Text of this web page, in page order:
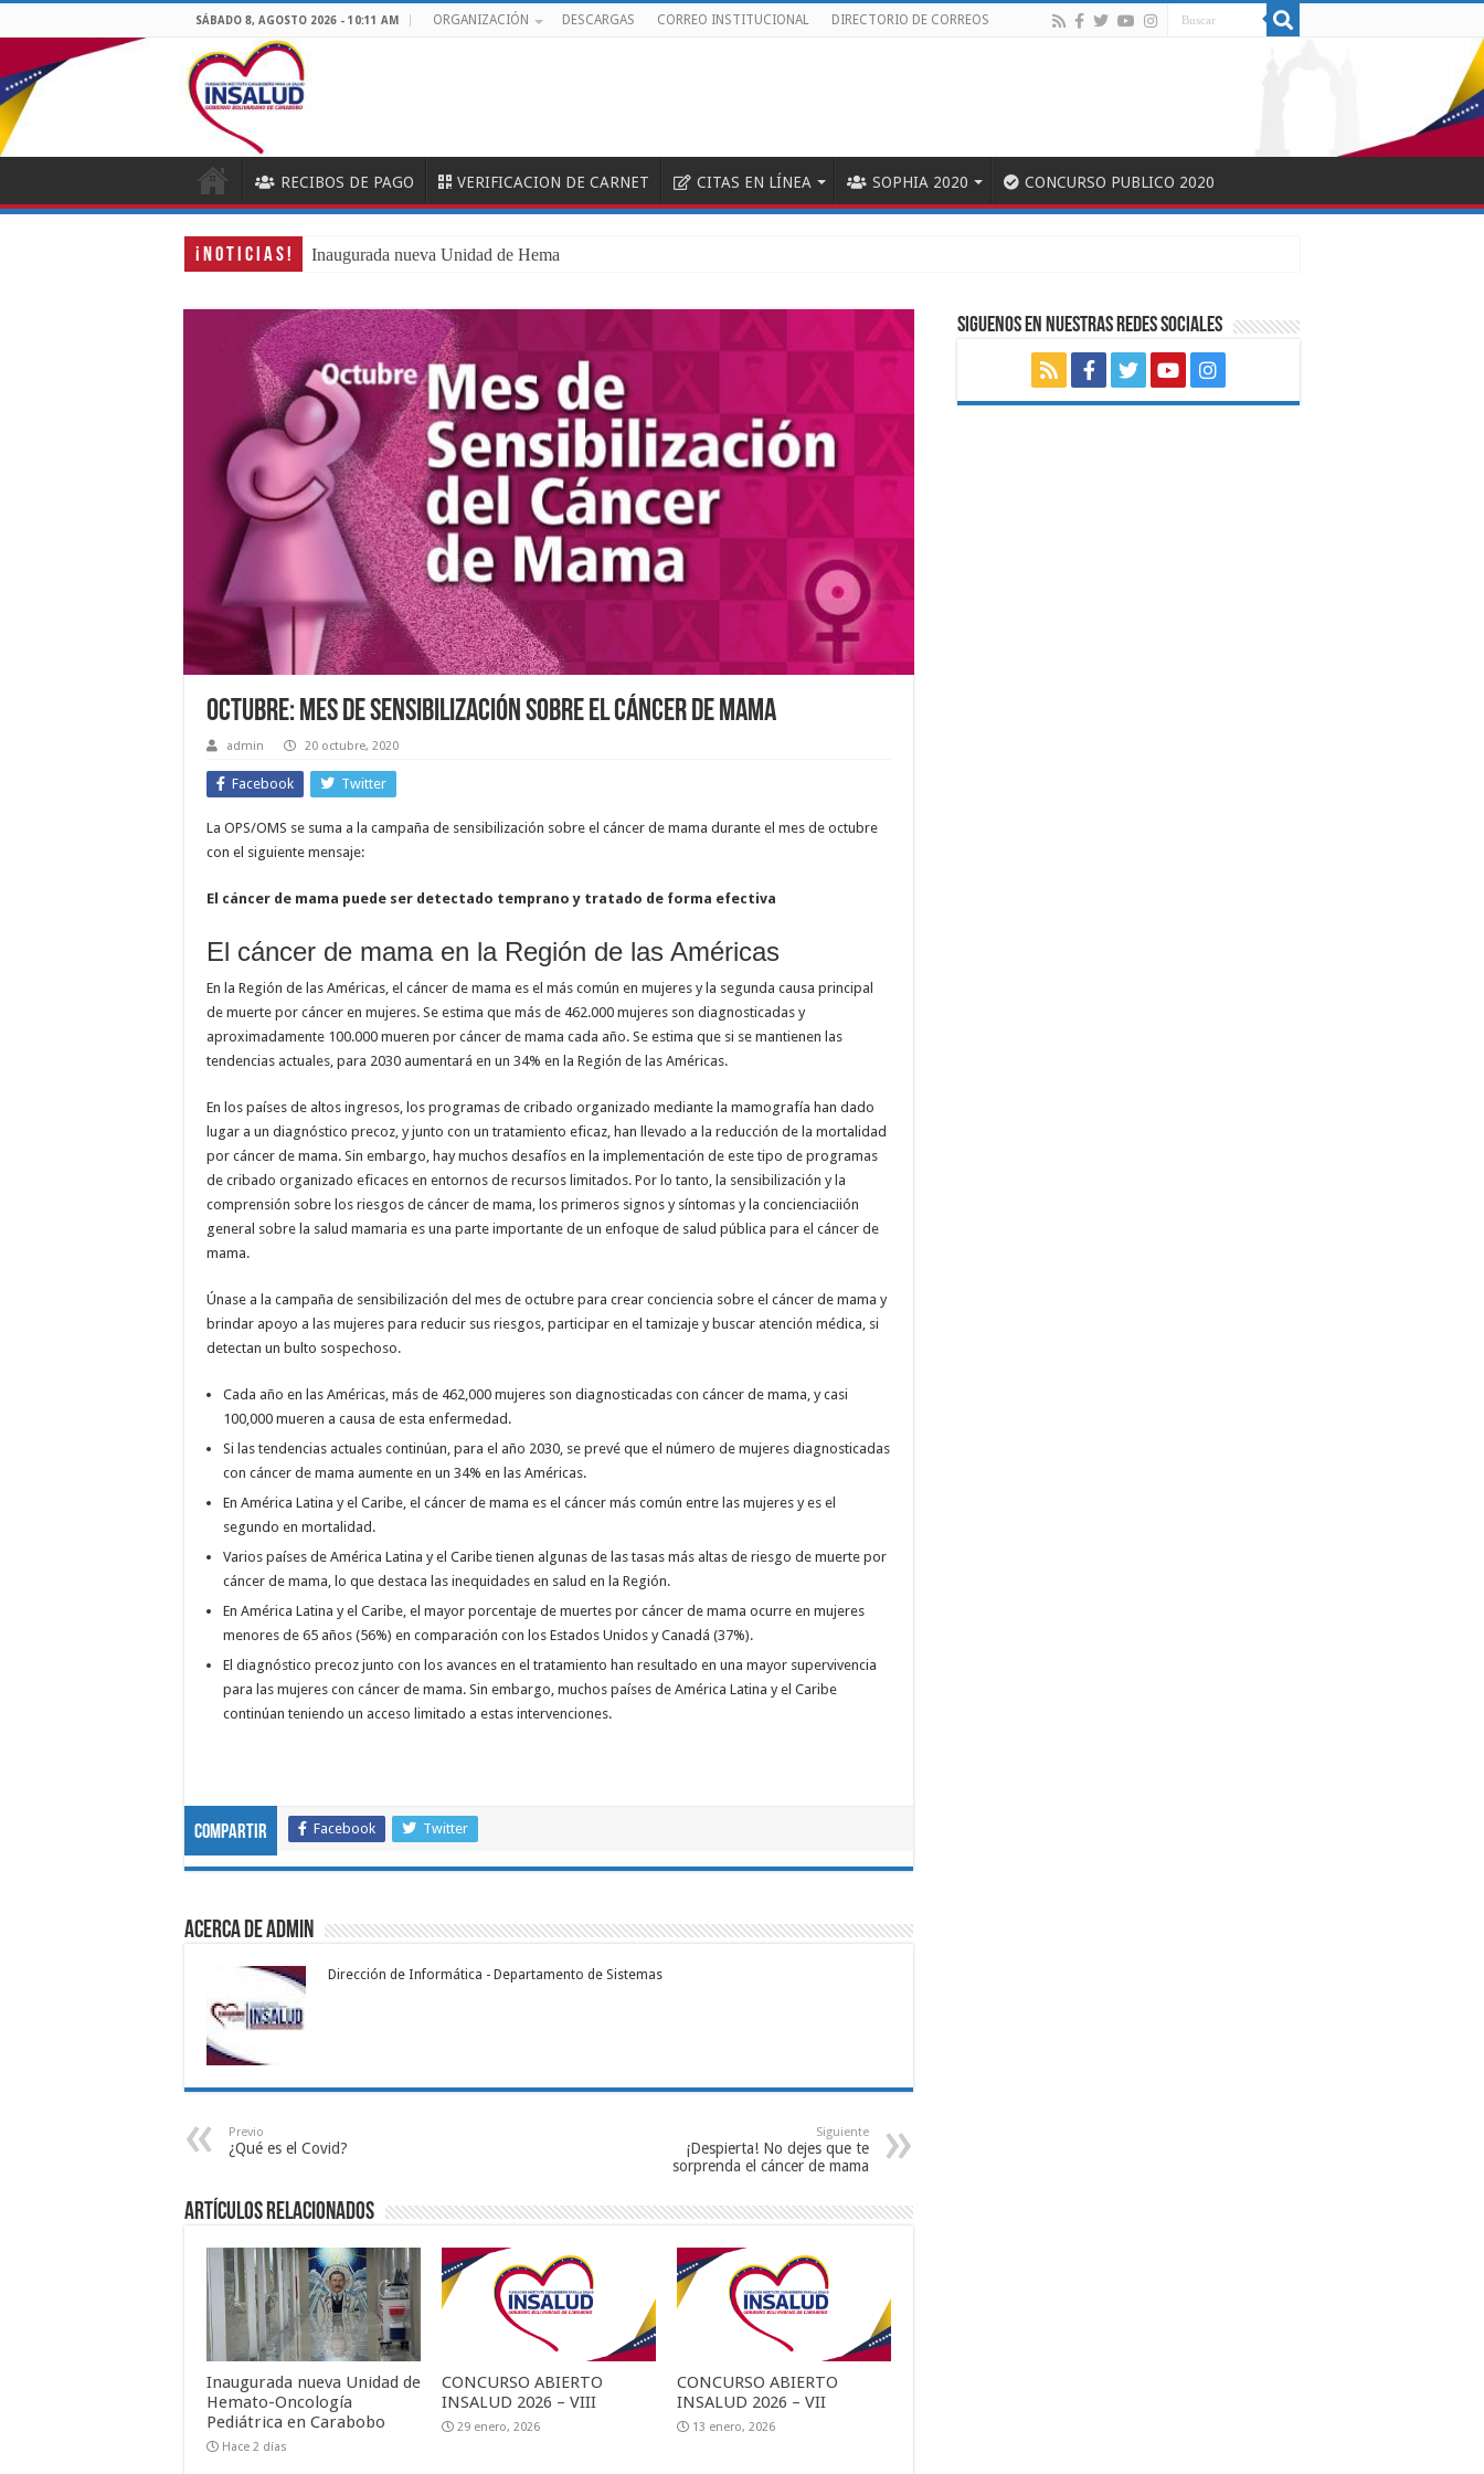
SÁBADO 8, AGOSTO 2026 - 10:11 AM ORGANIZACIÓN DESCARGAS CORREO INSTITUCIONAL DIRECTORIO DE CORREOS
RECIBOS DE PAGO VERIFICACION DE CARNET CITAS EN LÍNEA SOPHIA 2020 CONCURSO PUBLICO 2020
¡ N O T I C I A S ! Inaugurada nueva Unidad de Hemato-Oncología Pedi
Octubre: Mes de Sensibilización sobre el Cáncer de Mama
admin 20 octubre, 2020
Facebook Twitter
La OPS/OMS se suma a la campaña de sensibilización sobre el cáncer de mama durante el mes de octubre
con el siguiente mensaje:
El cáncer de mama puede ser detectado temprano y tratado de forma efectiva
El cáncer de mama en la Región de las Américas
En la Región de las Américas, el cáncer de mama es el más común en mujeres y la segunda causa principal
de muerte por cáncer en mujeres. Se estima que más de 462.000 mujeres son diagnosticadas y
aproximadamente 100.000 mueren por cáncer de mama cada año. Se estima que si se mantienen las
tendencias actuales, para 2030 aumentará en un 34% en la Región de las Américas.
En los países de altos ingresos, los programas de cribado organizado mediante la mamografía han dado
lugar a un diagnóstico precoz, y junto con un tratamiento eficaz, han llevado a la reducción de la mortalidad
por cáncer de mama. Sin embargo, hay muchos desafíos en la implementación de este tipo de programas
de cribado organizado eficaces en entornos de recursos limitados. Por lo tanto, la sensibilización y la
comprensión sobre los riesgos de cáncer de mama, los primeros signos y síntomas y la concienciaciión
general sobre la salud mamaria es una parte importante de un enfoque de salud pública para el cáncer de
mama.
Únase a la campaña de sensibilización del mes de octubre para crear conciencia sobre el cáncer de mama y
brindar apoyo a las mujeres para reducir sus riesgos, participar en el tamizaje y buscar atención médica, si
detectan un bulto sospechoso.
Cada año en las Américas, más de 462,000 mujeres son diagnosticadas con cáncer de mama, y casi
100,000 mueren a causa de esta enfermedad.
Si las tendencias actuales continúan, para el año 2030, se prevé que el número de mujeres diagnosticadas
con cáncer de mama aumente en un 34% en las Américas.
En América Latina y el Caribe, el cáncer de mama es el cáncer más común entre las mujeres y es el
segundo en mortalidad.
Varios países de América Latina y el Caribe tienen algunas de las tasas más altas de riesgo de muerte por
cáncer de mama, lo que destaca las inequidades en salud en la Región.
En América Latina y el Caribe, el mayor porcentaje de muertes por cáncer de mama ocurre en mujeres
menores de 65 años (56%) en comparación con los Estados Unidos y Canadá (37%).
El diagnóstico precoz junto con los avances en el tratamiento han resultado en una mayor supervivencia
para las mujeres con cáncer de mama. Sin embargo, muchos países de América Latina y el Caribe
continúan teniendo un acceso limitado a estas intervenciones.
Compartir Facebook Twitter
Acerca de admin
Dirección de Informática - Departamento de Sistemas
Previo
¿Qué es el Covid?
Siguiente
¡Despierta! No dejes que te
sorprenda el cáncer de mama
Artículos relacionados
Inaugurada nueva Unidad de
Hemato-Oncología
Pediátrica en Carabobo
Hace 2 días
CONCURSO ABIERTO
INSALUD 2026 – VIII
29 enero, 2026
CONCURSO ABIERTO
INSALUD 2026 – VII
13 enero, 2026
SIGUENOS EN NUESTRAS REDES SOCIALES